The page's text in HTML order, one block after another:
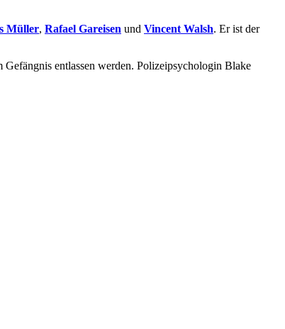
Müller, Rafael Gareisen und Vincent Walsh. Er ist der
entlassen werden. Polizeipsychologin Blake